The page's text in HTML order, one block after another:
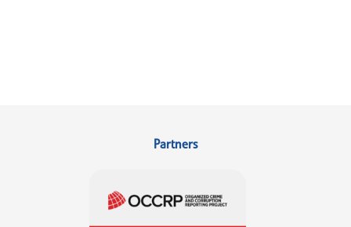
Partners